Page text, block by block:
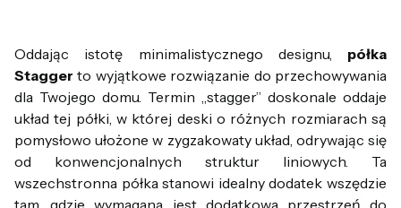
Oddając istotę minimalistycznego designu, półka
Stagger to wyjątkowe rozwiązanie do przechowywania
dla Twojego domu. Termin „stagger” doskonale oddaje
układ tej półki, w której deski o różnych rozmiarach są
pomysłowo ułożone w zygzakowaty układ, odrywając się
od konwencjonalnych struktur liniowych. Ta
wszechstronna półka stanowi idealny dodatek wszędzie